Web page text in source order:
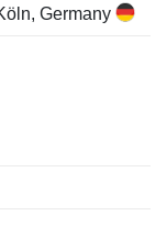
Germany